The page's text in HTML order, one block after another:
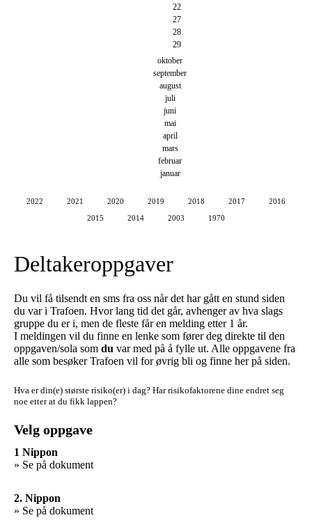
22
27
28
29
oktober
september
august
juli
juni
mai
april
mars
februar
januar
2022 2021 2020 2019 2018 2017
2016
2015
2014 2003 1970
Deltakeroppgaver
Du vil få tilsendt en sms fra oss når det har gått en stund siden
du var i Trafoen. Hvor lang tid det går, avhenger av hva slags
gruppe du er i, men de fleste får en melding etter 1 år.
I meldingen vil du finne en lenke som fører deg direkte til den
oppgaven/sola som du var med på å fylle ut. Alle oppgavene fra
alle som besøker Trafoen vil for øvrig bli og finne her på siden.
Hva er din(e) største risiko(er) i dag? Har risikofaktorene dine endret seg
noe etter at du fikk lappen?
Velg oppgave
1 Nippon
» Se på dokument
2. Nippon
» Se på dokument